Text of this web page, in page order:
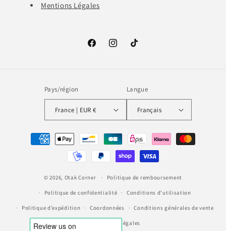
Mentions Légales
FacebookInstagramTikTok
Pays/région
France | EUR €
Langue
Français
Moyens
© 2026, Otak Corner Politique de remboursement
Politique de confidentialité Conditions d’utilisation
Politique d’expédition Coordonnées Conditions générales de vente
Mentions légales